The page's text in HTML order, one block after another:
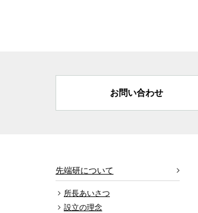
お問い合わせ
先端研について
所長あいさつ
設立の理念